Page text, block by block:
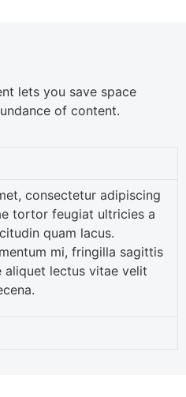
lets you save space
of content.
consectetur adipiscing
tortor feugiat ultricies a
quam lacus.
mi, fringilla sagittis
aliquet lectus vitae velit